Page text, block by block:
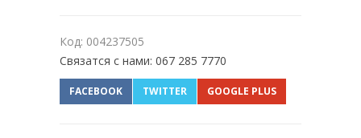
Код: 004237505
Связатся с нами: 067 285 7770
FACEBOOK TWITTER GOOGLE PLUS